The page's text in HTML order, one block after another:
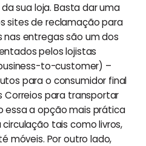
sua loja. Basta dar uma
sites de reclamação para
entregas são um dos
pelos lojistas
to-customer) –
para o consumidor final
Correios para transportar
essa a opção mais prática
tais como livros,
móveis. Por outro lado,